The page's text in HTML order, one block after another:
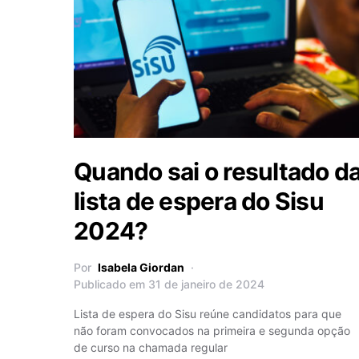
Quando sai o resultado
lista de espera do Sisu
2024?
Por Isabela Giordan
Publicado em 31 de janeiro de 2024
Lista de espera do Sisu reúne candidatos para que
não foram convocados na primeira e segunda opção
de curso na chamada regular